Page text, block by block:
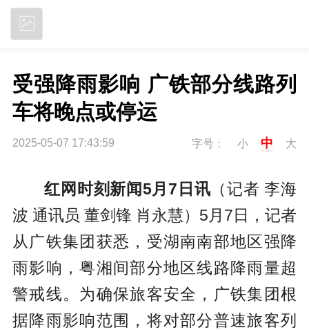
受强降雨影响 广铁部分线路列
车将晚点或停运
2025-05-07 17:43:59 字号： 小 中 大
红网时刻新闻5月7日讯 （记者 李海
波 通讯员 董剑锋 肖永慧）5月7日，记者
从广铁集团获悉，受湖南南部地区强降
雨影响，粤湘间部分地区线路降雨量超
警戒线。为确保旅客安全，广铁集团根
据降雨影响范围，将对部分普速旅客列